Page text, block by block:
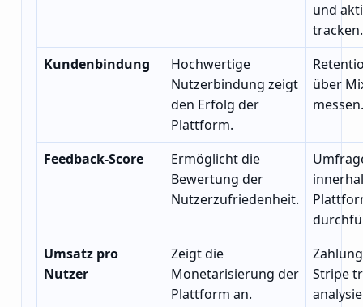
und
tracken.
Kundenbindung
Hochwertige
Nutzerbindung zeigt
den Erfolg der
Plattform.
über
messen.
Feedback-Score
Ermöglicht die
Bewertung der
Nutzerzufriedenheit.
Umsatz pro
Nutzer
Zeigt die
Monetarisierung der
Plattform an.
Stripe